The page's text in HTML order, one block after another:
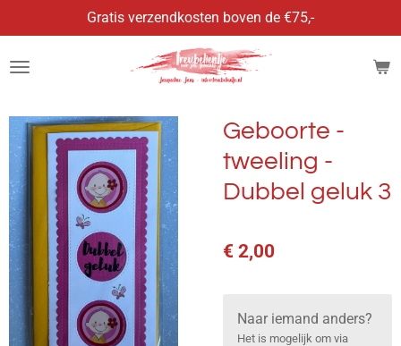
direct
naar
Gratis verzendkosten boven de €75,-
Geboorte -
tweeling -
Dubbel geluk 3
€ 2,00
Naar iemand anders?
Het is mogelijk om via